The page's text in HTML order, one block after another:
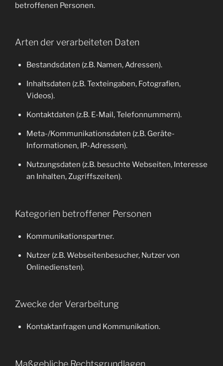
betroffenen Personen.
Arten der verarbeiteten Daten
Bestandsdaten (z.B. Namen, Adressen).
Inhaltsdaten (z.B. Texteingaben, Fotografien,
Videos).
Kontaktdaten (z.B. E-Mail, Telefonnummern).
Meta-/Kommunikationsdaten (z.B. Geräte-
Informationen, IP-Adressen).
Nutzungsdaten (z.B. besuchte Webseiten, Interesse
an Inhalten, Zugriffszeiten).
Kategorien betroffener Personen
Kommunikationspartner.
Nutzer (z.B. Webseitenbesucher, Nutzer von
Onlinediensten).
Zwecke der Verarbeitung
Kontaktanfragen und Kommunikation.
Maßgebliche Rechtsgrundlagen